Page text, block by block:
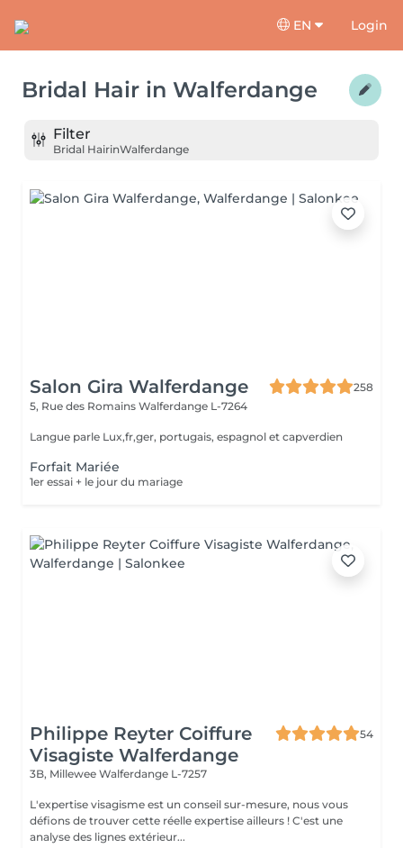
EN Login
Bridal Hair in Walferdange
Filter
Bridal HairinWalferdange
Salon Gira Walferdange
258
5, Rue des Romains Walferdange L-7264
Langue parle Lux,fr,ger, portugais, espagnol et capverdien
Forfait Mariée
1er essai + le jour du mariage
Philippe Reyter Coiffure
Visagiste Walferdange
54
3B, Millewee Walferdange L-7257
L'expertise visagisme est un conseil sur-mesure, nous vous
défions de trouver cette réelle expertise ailleurs ! C'est une
analyse des lignes extérieur...